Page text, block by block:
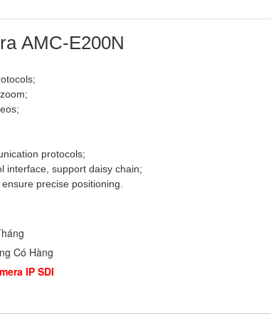
AMC-E200N
protocols;
interface, support daisy chain;
precise positioning.
Có Hàng
IP SDI